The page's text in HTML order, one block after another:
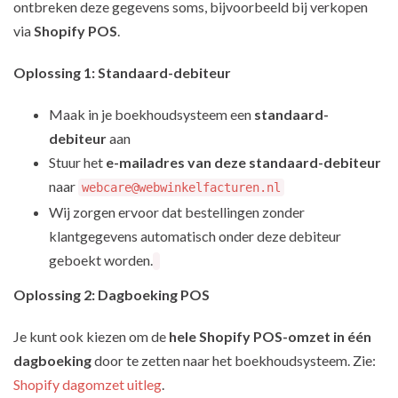
ontbreken deze gegevens soms, bijvoorbeeld bij verkopen
viaShopify POS.
Oplossing 1: Standaard-debiteur
Maak in je boekhoudsysteem een standaard-
debiteuraan
Stuur het e-mailadres van deze standaard-debiteur
naar webcare@webwinkelfacturen.nl
Wij zorgen ervoor dat bestellingen zonder
klantgegevens automatisch onder deze debiteur
geboekt worden.
Oplossing 2: Dagboeking POS
Je kunt ook kiezen om de hele Shopify POS-omzet in één
dagboekingdoor te zetten naar het boekhoudsysteem. Zie:
Shopify dagomzet uitleg.